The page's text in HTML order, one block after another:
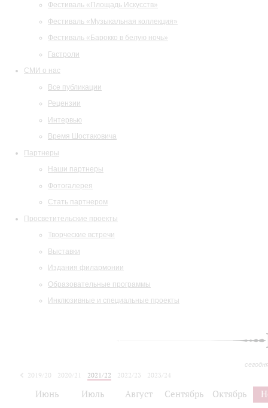
Фестиваль «Площадь Искусств»
Фестиваль «Музыкальная коллекция»
Фестиваль «Барокко в белую ночь»
Гастроли
СМИ о нас
Все публикации
Рецензии
Интервью
Время Шостаковича
Партнеры
Наши партнеры
Фотогалерея
Стать партнером
Просветительские проекты
Творческие встречи
Выставки
Издания филармонии
Образовательные программы
Инклюзивные и специальные проекты
2019/20 2020/21 2021/22 2022/23
2023/24
Июнь Июль Август Сентябрь Октябрь